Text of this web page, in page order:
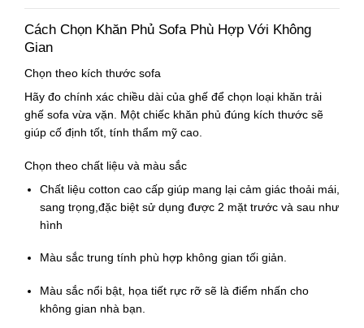
Cách Chọn Khăn Phủ Sofa Phù Hợp Với Không
Gian
Chọn theo kích thước sofa
Hãy đo chính xác chiều dài của ghế để chọn loại khăn trải
ghế sofa vừa vặn. Một chiếc khăn phủ đúng kích thước sẽ
giúp cố định tốt, tính thẩm mỹ cao.
Chọn theo chất liệu và màu sắc
Chất liệu cotton cao cấpgiúp mang lại cảm giác thoải mái,
sang trọng, đặc biệt sử dụng được 2 mặt trước và sau như
hình
Màu sắc trung tính phù hợp không gian tối giản.
Màu sắc nổi bật, họa tiết rực rỡsẽ là điểm nhấn cho
không gian nhà bạn.